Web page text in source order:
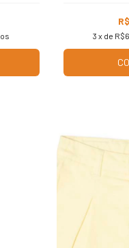
3 x de